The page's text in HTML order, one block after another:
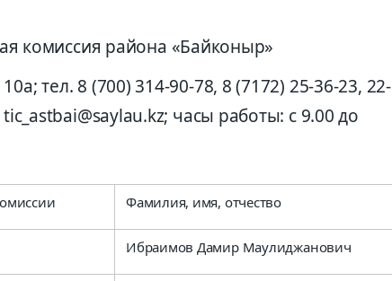
комиссия района «Байконыр»
тел. 8 (700) 314-90-78, 8 (7172) 25-36-23, 22-
часы работы: с 9.00 до
Фамилия, имя, отчество
Ибраимов Дамир Маулиджанович